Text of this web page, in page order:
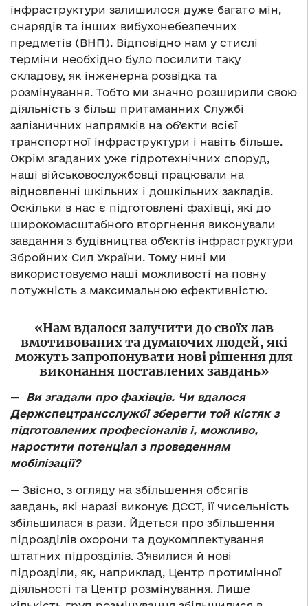
інфраструктури залишилося дуже багато мін,
снарядів та інших вибухонебезпечних
предметів (ВНП). Відповідно нам у стислі
терміни необхідно було посилити таку
складову, як інженерна розвідка та
розмінування. Тобто ми значно розширили свою
діяльність з більш притаманних Службі
залізничних напрямків на об’єкти всієї
транспортної інфраструктури і навіть більше.
Окрім згаданих уже гідротехнічних споруд,
наші військовослужбовці працювали на
відновленні шкільних і дошкільних закладів.
Оскільки в нас є підготовлені фахівці, які до
широкомасштабного вторгнення виконували
завдання з будівництва об’єктів інфраструктури
Збройних Сил України. Тому нині ми
використовуємо наші можливості на повну
потужність з максимальною ефективністю.
«Нам вдалося залучити до своїх лав
вмотивованих та думаючих людей, які
можуть запропонувати нові рішення для
виконання поставлених завдань»
— Ви згадали про фахівців. Чи вдалося
Держспецтрансслужбі зберегти той кістяк з
підготовлених професіоналів і, можливо,
наростити потенціал з проведенням
мобілізації?
— Звісно, з огляду на збільшення обсягів
завдань, які наразі виконує ДССТ, її чисельність
збільшилася в рази. Йдеться про збільшення
підрозділів охорони та доукомплектування
штатних підрозділів. З’явилися й нові
підрозділи, як, наприклад, Центр протимінної
діяльності та Центр розмінування. Лише